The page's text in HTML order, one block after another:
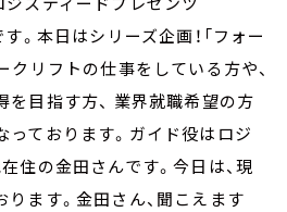
。本日はシリーズ企画！「フォー
クリフトの仕事をしている方や、
を目指す方、 業界就職希望の方
っております。ガイド役はロジ
住の金田さんです。今日は、現
ます。金田さん、聞こえます